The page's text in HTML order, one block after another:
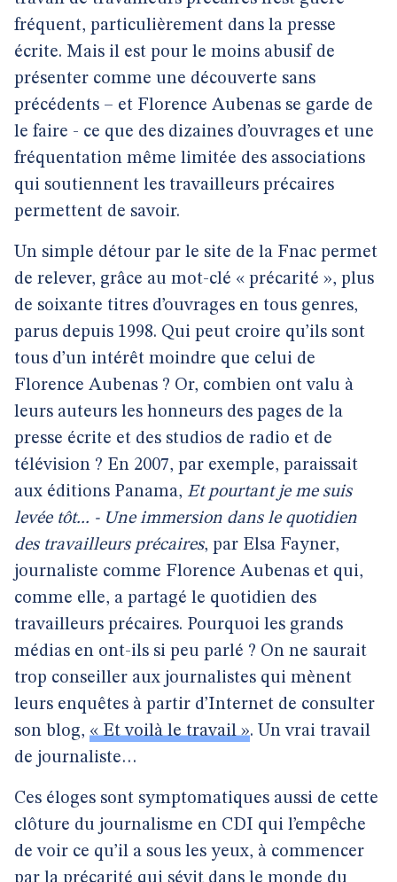
fréquent, particulièrement dans la presse
écrite. Mais il est pour le moins abusif de
présenter comme une découverte sans
précédents – et Florence Aubenas se garde de
le faire - ce que des dizaines d’ouvrages et une
fréquentation même limitée des associations
qui soutiennent les travailleurs précaires
permettent de savoir.
Un simple détour par le site de la Fnac permet
de relever, grâce au mot-clé « précarité », plus
de soixante titres d’ouvrages en tous genres,
parus depuis 1998. Qui peut croire qu’ils sont
tous d’un intérêt moindre que celui de
Florence Aubenas ? Or, combien ont valu à
leurs auteurs les honneurs des pages de la
presse écrite et des studios de radio et de
télévision ? En 2007, par exemple, paraissait
aux éditions Panama, Et pourtant je me suis
levée tôt... - Une immersion dans le quotidien
des travailleurs précaires, par Elsa Fayner,
journaliste comme Florence Aubenas et qui,
comme elle, a partagé le quotidien des
travailleurs précaires. Pourquoi les grands
médias en ont-ils si peu parlé ? On ne saurait
trop conseiller aux journalistes qui mènent
leurs enquêtes à partir d’Internet de consulter
son blog, « Et voilà le travail ». Un vrai travail
de journaliste…
Ces éloges sont symptomatiques aussi de cette
clôture du journalisme en CDI qui l’empêche
de voir ce qu’il a sous les yeux, à commencer
par la précarité qui sévit dans le monde du